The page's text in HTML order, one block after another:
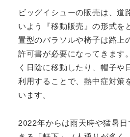
ビッグイシューの販売は、道
いよう『移動販売』の形式を
置型のパラソルや椅子は路上
許可書が必要になってきます
く日陰に移動したり、帽子や
利用することで、熱中症対策
います。
2022年からは雨天時や猛暑